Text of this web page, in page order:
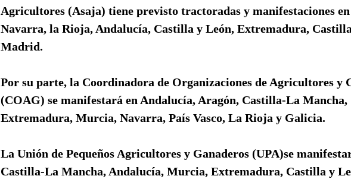
Agricultores (Asaja) tiene previsto tractoradas y manifestaciones
Navarra, la Rioja, Andalucía, Castilla y León, Extremadura,
Madrid.
Por su parte, la Coordinadora de Organizaciones de Agricultores y
(COAG) se manifestará en Andalucía, Aragón, Castilla-La
Extremadura, Murcia, Navarra, País Vasco, La Rioja y Galicia.
La Unión de Pequeños Agricultores y Ganaderos (UPA)se
Castilla-La Mancha, Andalucía, Murcia, Extremadura, Castilla y